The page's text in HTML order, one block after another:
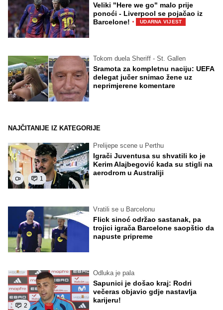
Veliki "Here we go" malo prije
ponoći - Liverpool se pojačao iz
Barcelone! · UDARNA VIJEST
Tokom duela Sheriff - St. Gallen
Sramota za kompletnu naciju: UEFA
delegat jučer snimao žene uz
neprimjerene komentare
NAJČITANIJE IZ KATEGORIJE
1
Prelijepe scene u Perthu
Igrači Juventusa su shvatili ko je
Kerim Alajbegović kada su stigli na
aerodrom u Australiji
Vratili se u Barcelonu
Flick sinoć održao sastanak, pa
trojici igrača Barcelone saopštio da
napuste pripreme
2
Odluka je pala
Sapunici je došao kraj: Rodri
večeras objavio gdje nastavlja
karijeru!